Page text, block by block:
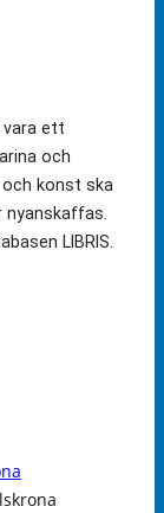
ett
och
konst ska
LIBRIS.